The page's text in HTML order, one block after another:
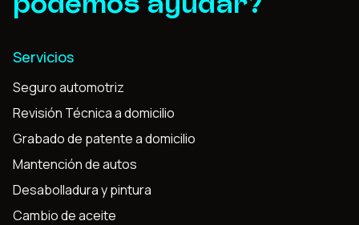
Servicios
Seguro automotriz
Revisión Técnica a domicilio
Grabado de patente a domicilio
Mantención de autos
Desabolladura y pintura
Cambio de aceite